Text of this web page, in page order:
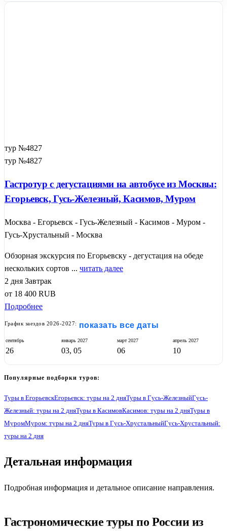
1
тур №4827
тур №4827
Гастротур с дегустациями на автобусе из Москвы:
Егорьевск, Гусь-Железный, Касимов, Муром
Москва - Егорьевск - Гусь-Железный - Касимов - Муром -
Гусь-Хрустальный - Москва
Обзорная экскурсия по Егорьевску - дегустация на обеде
нескольких сортов ... читать далее
2 дня Завтрак
от 18 400 RUB
Подробнее
График заездов 2026-2027: показать все даты
сентябрь
26
январь 2027
03, 05
март2027
06
апрель 2027
10
Популярные подборки туров:
Туры в ЕгорьевскЕгорьевск: туры на 2 дняТуры в Гусь-ЖелезныйГусь-
Железный: туры на 2 дняТуры в КасимовКасимов: туры на 2 дняТуры в
МуромМуром: туры на 2 дняТуры в Гусь-ХрустальныйГусь-Хрустальный:
туры на 2 дня
Детальная информация
Подробная информация и детальное описание направления.
Гастрономические туры по России из